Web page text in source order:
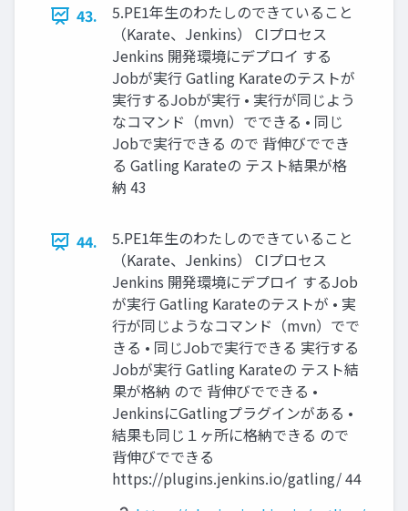
43.
5.PE1年生のわたしのできていること
（Karate、Jenkins） CIプロセス
Jenkins 開発環境にデプロイ する
Jobが実行 Gatling Karateのテストが
実行するJobが実行 • 実行が同じよう
なコマンド（mvn）でできる • 同じ
Jobで実行できる ので 背伸びででき
る Gatling Karateの テスト結果が格
納 43
44.
5.PE1年生のわたしのできていること
（Karate、Jenkins） CIプロセス
Jenkins 開発環境にデプロイ するJob
が実行 Gatling Karateのテストが • 実
行が同じようなコマンド（mvn）でで
きる • 同じJobで実行できる 実行する
Jobが実行 Gatling Karateの テスト結
果が格納 ので 背伸びでできる •
JenkinsにGatlingプラグインがある •
結果も同じ１ヶ所に格納できる ので
背伸びでできる
https://plugins.jenkins.io/gatling/ 44